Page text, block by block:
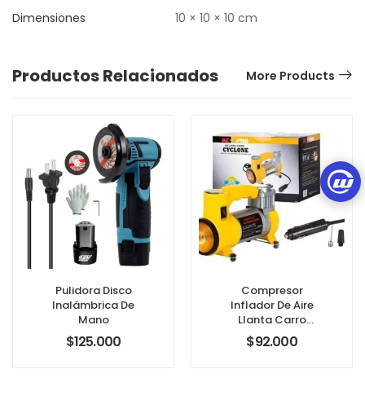
Dimensiones
10 × 10 × 10 cm
Productos Relacionados More Products
Pulidora Disco
Inalámbrica De
Mano
$125.000
Compresor
Inflador De Aire
Llanta Carro
Vehículo 12v 150
Psi
$92.000